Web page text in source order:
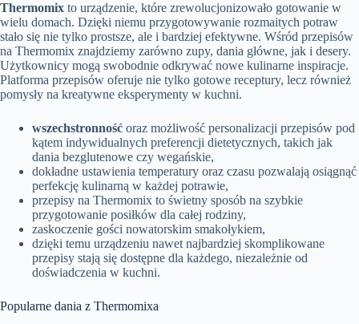
Thermomix to urządzenie, które zrewolucjonizowało gotowanie w
wielu domach. Dzięki niemu przygotowywanie rozmaitych potraw
stało się nie tylko prostsze, ale i bardziej efektywne. Wśród przepisów
na Thermomix znajdziemy zarówno zupy, dania główne, jak i desery.
Użytkownicy mogą swobodnie odkrywać nowe kulinarne inspiracje.
Platforma przepisów oferuje nie tylko gotowe receptury, lecz również
pomysły na kreatywne eksperymenty w kuchni.
wszechstronność oraz możliwość personalizacji przepisów pod
kątem indywidualnych preferencji dietetycznych, takich jak
dania bezglutenowe czy wegańskie,
dokładne ustawienia temperatury oraz czasu pozwalają osiągnąć
perfekcję kulinarną w każdej potrawie,
przepisy na Thermomix to świetny sposób na szybkie
przygotowanie posiłków dla całej rodziny,
zaskoczenie gości nowatorskim smakołykiem,
dzięki temu urządzeniu nawet najbardziej skomplikowane
przepisy stają się dostępne dla każdego, niezależnie od
doświadczenia w kuchni.
Popularne dania z Thermomixa